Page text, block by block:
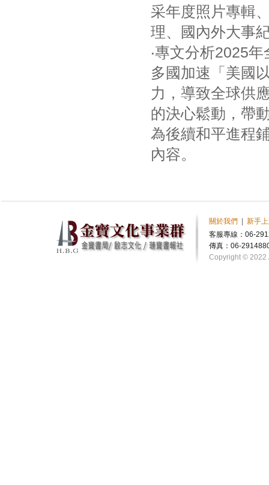
采年度照片專輯
理、國內外大事
‧專文分析2025
多國加速「美國
力，導致全球供
的決心鬆動，帶
為後續和平進程
內容。
關於我們
新手
客服專線：06-
傳真：06-
Copyright © 2022